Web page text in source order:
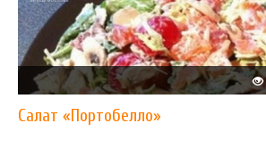
Салат «Портобелло»